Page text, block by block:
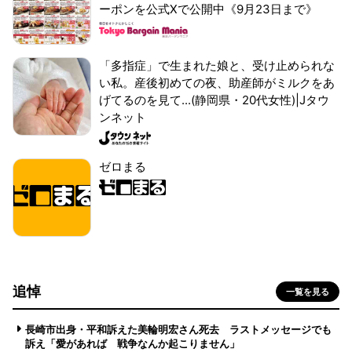
ーポンを公式Xで公開中《9月23日まで》
「多指症」で生まれた娘と、受け止められな
い私。産後初めての夜、助産師がミルクをあ
げてるのを見て...(静岡県・20代女性)|Jタウ
ンネット
ゼロまる
追悼 一覧を見る
長崎市出身・平和訴えた美輪明宏さん死去 ラストメッセージでも
訴え「愛があれば 戦争なんか起こりません」